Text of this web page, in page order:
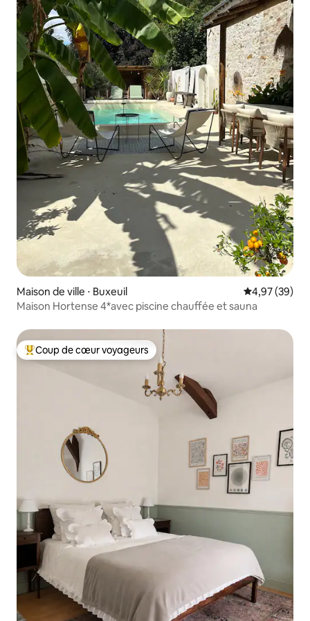
Maison de ville ⋅ Buxeuil Évaluation
4,97 (39)
Maison Hortense 4*avec piscine chauffée et sauna
Coups de cœur voyageurs les plus appréciés
Coup de cœur voyageurs